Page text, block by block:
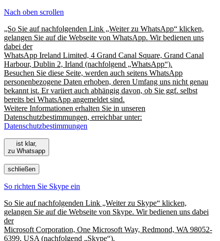
Nach oben scrollen
„So Sie auf nachfolgenden Link „Weiter zu WhatsApp“ klicken,
gelangen Sie auf die Webseite von WhatsApp. Wir bedienen uns
dabei der
WhatsApp Ireland Limited, 4 Grand Canal Square, Grand Canal
Harbour, Dublin 2, Irland (nachfolgend „WhatsApp“).
Besuchen Sie diese Seite, werden auch seitens WhatsApp
personenbezogene Daten erhoben, deren Umfang uns nicht genau
bekannt ist. Er variiert auch abhängig davon, ob Sie ggf. selbst
bereits bei WhatsApp angemeldet sind.
Weitere Informationen erhalten Sie in unseren
Datenschutzbestimmungen, erreichbar unter:
Datenschutzbestimmungen
ist klar,
zu Whatsapp
schließen
So richten Sie Skype ein
So Sie auf nachfolgenden Link „Weiter zu Skype“ klicken,
gelangen Sie auf die Webseite von Skype. Wir bedienen uns dabei
der
Microsoft Corporation, One Microsoft Way, Redmond, WA 98052-
6399, USA (nachfolgend „Skype“).